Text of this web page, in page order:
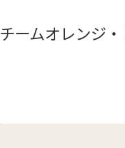
チームオレンジ・